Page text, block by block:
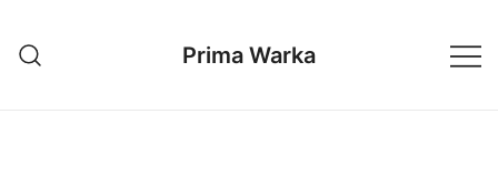
treści
Prima Warka